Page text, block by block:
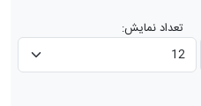
تعداد نمایش: